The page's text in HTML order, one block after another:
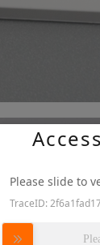
Please slide to
TraceID: